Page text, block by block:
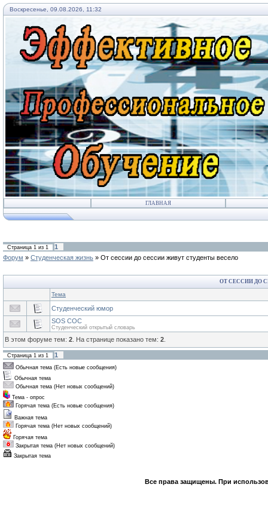
Воскресенье, 09.08.2026, 11:32
ГЛАВНАЯ
Страница 1 из 1
1
Форум » Студенческая жизнь » От сессии до сессии живут студенты весело
ОТ СЕССИИ ДО
Тема
Студенческий юмор
SOS СОС
Студенческий открытый словарь
В этом форуме тем: 2 . На странице показано тем: 2
Страница 1 из 1 1
Обычная тема (Есть новые сообщения)
Обычная тема
Обычная тема (Нет новых сообщений)
Тема - опрос
Горячая тема (Есть новые сообщения)
Важная тема
Горячая тема (Нет новых сообщений)
Горячая тема
Закрытая тема (Нет новых сообщений)
Закрытая тема
Все права защищены. При